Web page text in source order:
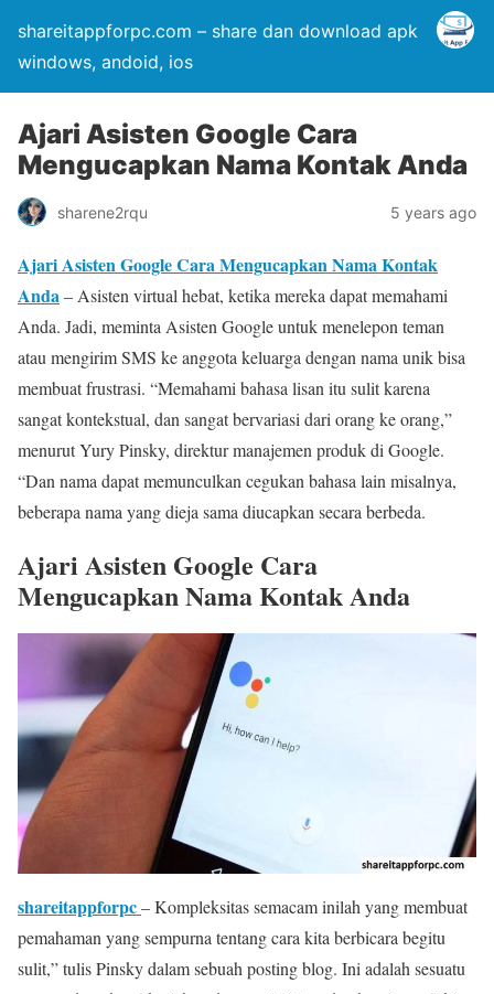
shareitappforpc.com – share dan download apk
windows, andoid, ios
Ajari Asisten Google Cara
Mengucapkan Nama Kontak Anda
sharene2rqu 5 years ago
Ajari Asisten Google Cara Mengucapkan Nama Kontak
Anda– Asisten virtual hebat, ketika mereka dapat memahami
Anda. Jadi, meminta Asisten Google untuk menelepon teman
atau mengirim SMS ke anggota keluarga dengan nama unik bisa
membuat frustrasi. “Memahami bahasa lisan itu sulit karena
sangat kontekstual, dan sangat bervariasi dari orang ke orang,”
menurut Yury Pinsky, direktur manajemen produk di Google.
“Dan nama dapat memunculkan cegukan bahasa lain misalnya,
beberapa nama yang dieja sama diucapkan secara berbeda.
Ajari Asisten Google Cara
Mengucapkan Nama Kontak Anda
shareitappforpc– Kompleksitas semacam inilah yang membuat
pemahaman yang sempurna tentang cara kita berbicara begitu
sulit,” tulis Pinsky dalam sebuah posting blog. Ini adalah sesuatu